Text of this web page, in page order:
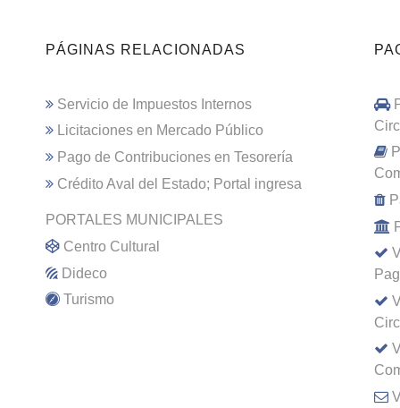
PÁGINAS RELACIONADAS
Servicio de Impuestos Internos
Licitaciones en Mercado Público
Pago de Contribuciones en Tesorería
Crédito Aval del Estado; Portal ingresa
PORTALES MUNICIPALES
Centro Cultural
Dideco
Turismo